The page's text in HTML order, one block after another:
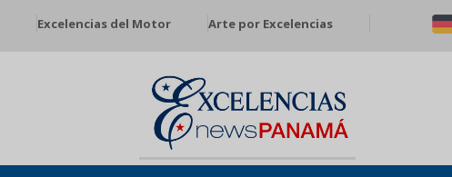
Excelencias del Motor Arte por Excelencias